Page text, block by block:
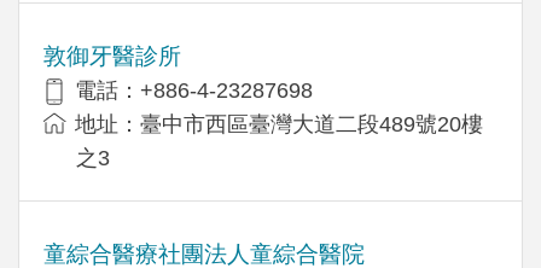
敦御牙醫診所
電話：+886-4-23287698
地址：臺中市西區臺灣大道二段489號20樓
之3
童綜合醫療社團法人童綜合醫院